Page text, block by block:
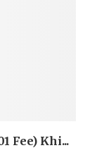
Fee) Khi...